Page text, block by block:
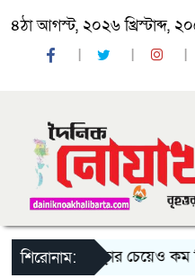
৪ঠা আগস্ট, ২০২৬ খ্রিস্টাব্দ,
শিরোনাম:ভাড়ার চেয়েও কম নিচ্ছে’